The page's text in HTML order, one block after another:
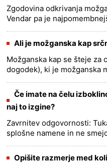
Zgodovina odkrivanja
Vendar pa je
ključnih mej......
more >>
Ali je možganska kap
Možganska kap se šteje za
dogodek), ki je možganska
kr......
more >>
Če imate na čelu
naj to izgine?
Zavrnitev odgovornosti:
splošne namene in ne
kvalificiranim zdravstv......
Opišite razmerje med